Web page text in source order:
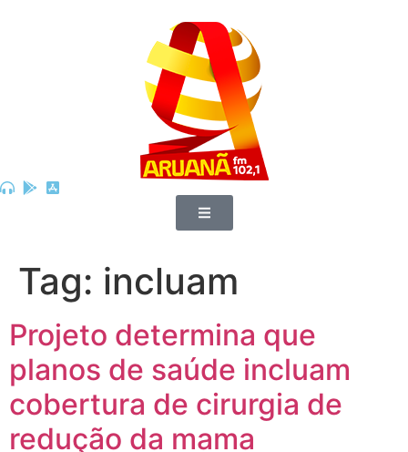
Tag: incluam
Projeto determina que
planos de saúde incluam
cobertura de cirurgia de
redução da mama